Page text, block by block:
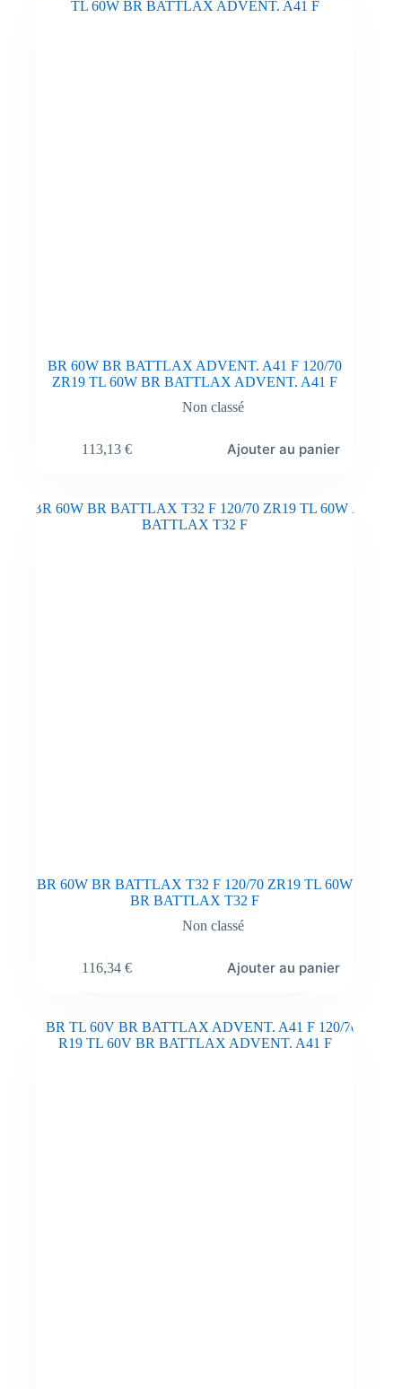
BR 60W BR BATTLAX ADVENT. A41 F 120/70
ZR19 TL 60W BR BATTLAX ADVENT. A41 F
Non classé
113,13 € Ajouter au panier
BR 60W BR BATTLAX T32 F 120/70 ZR19 TL 60W
BR BATTLAX T32 F
Non classé
116,34 € Ajouter au panier